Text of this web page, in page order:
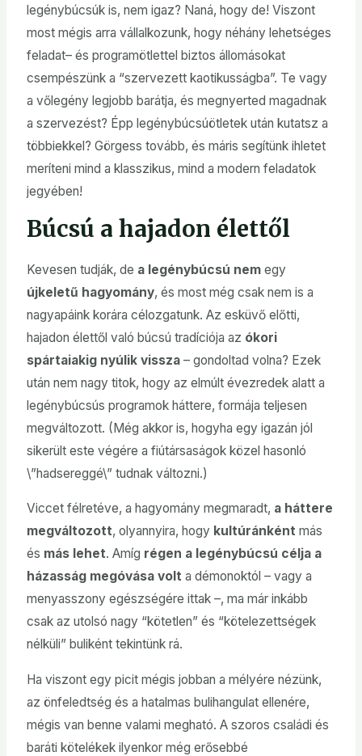
legénybúcsúk is, nem igaz? Naná, hogy de! Viszont
most mégis arra vállalkozunk, hogy néhány lehetséges
feladat– és programötlettel biztos állomásokat
csempészünk a “szervezett kaotikusságba”. Te vagy
a vőlegény legjobb barátja, és megnyerted magadnak
a szervezést? Épp legénybúcsúötletek után kutatsz a
többiekkel? Görgess tovább, és máris segítünk ihletet
meríteni mind a klasszikus, mind a modern feladatok
jegyében!
Búcsú a hajadon élettől
Kevesen tudják, de a legénybúcsú nem egy
újkeletű hagyomány, és most még csak nem is a
nagyapáink korára célozgatunk. Az esküvő előtti,
hajadon élettől való búcsú tradíciója az ókori
spártaiakig nyúlik vissza – gondoltad volna? Ezek
után nem nagy titok, hogy az elmúlt évezredek alatt a
legénybúcsús programok háttere, formája teljesen
megváltozott. (Még akkor is, hogyha egy igazán jól
sikerült este végére a fiútársaságok közel hasonló
\”hadsereggé\” tudnak változni.)
Viccet félretéve, a hagyomány megmaradt, a háttere
megváltozott, olyannyira, hogy kultúránként más
és más lehet. Amíg régen a legénybúcsú célja a
házasság megóvása volt a démonoktól – vagy a
menyasszony egészségére ittak –, ma már inkább
csak az utolsó nagy “kötetlen” és “kötelezettségek
nélküli” buliként tekintünk rá.
Ha viszont egy picit mégis jobban a mélyére nézünk,
az önfeledtség és a hatalmas bulihangulat ellenére,
mégis van benne valami megható. A szoros családi és
baráti kötelékek ilyenkor még erősebbé